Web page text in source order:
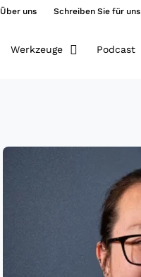
Über uns Schreiben Sie für uns
Werkzeuge Podcast